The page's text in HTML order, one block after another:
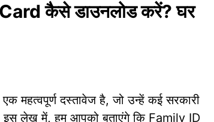
कैसे डाउनलोड करें? घर
एक महत्वपूर्ण दस्तावेज है, जो उन्हें कई सरकारी
लेख में, हम आपको बताएंगे कि Family ID